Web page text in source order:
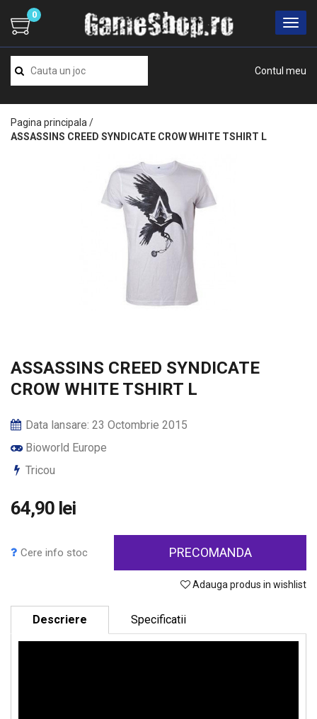
Contul meu
0
Pagina principala /
ASSASSINS CREED SYNDICATE CROW WHITE TSHIRT L
ASSASSINS CREED SYNDICATE
CROW WHITE TSHIRT L
Data lansare: 23 Octombrie 2015
Bioworld Europe
Tricou
64,90 lei
Cere info stoc PRECOMANDA
Adauga produs in wishlist
Descriere Specificatii